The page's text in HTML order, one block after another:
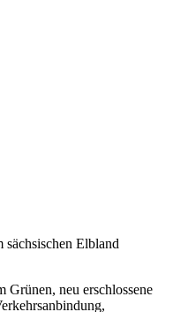
Elbland
Grünen, neu erschlossene